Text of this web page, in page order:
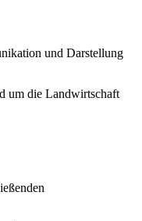
und Darstellung
um die Landwirtschaft